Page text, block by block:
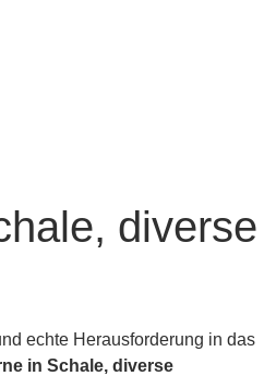
diverse
echte Herausforderung in das
in Schale, diverse